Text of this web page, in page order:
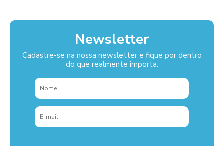
Newsletter
Cadastre-se na nossa newsletter e fique por dentro
do que realmente importa.